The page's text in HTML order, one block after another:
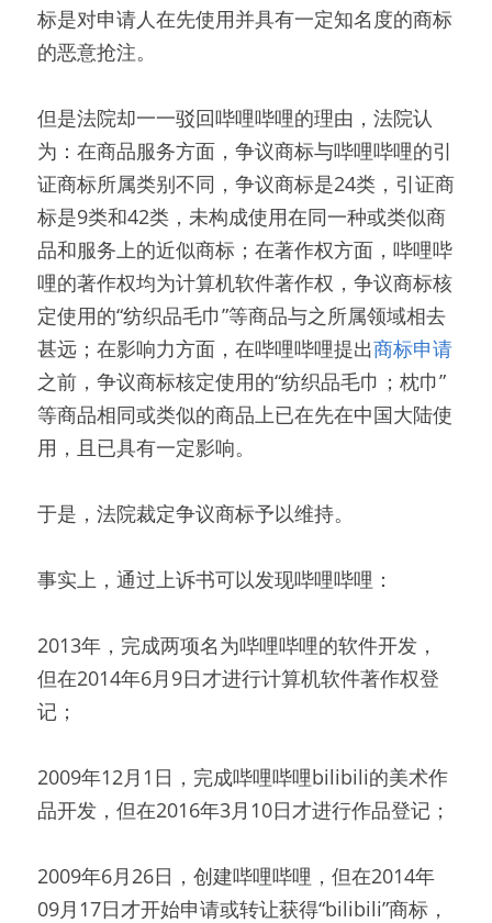
标是对申请人在先使用并具有一定知名度的商标
的恶意抢注。
但是法院却一一驳回哔哩哔哩的理由，法院认
为：在商品服务方面，争议商标与哔哩哔哩的引
证商标所属类别不同，争议商标是24类，引证商
标是9类和42类，未构成使用在同一种或类似商
品和服务上的近似商标；在著作权方面，哔哩哔
哩的著作权均为计算机软件著作权，争议商标核
定使用的“纺织品毛巾”等商品与之所属领域相去
甚远；在影响力方面，在哔哩哔哩提出商标申请
之前，争议商标核定使用的“纺织品毛巾；枕巾”
等商品相同或类似的商品上已在先在中国大陆使
用，且已具有一定影响。
于是，法院裁定争议商标予以维持。
事实上，通过上诉书可以发现哔哩哔哩：
2013年，完成两项名为哔哩哔哩的软件开发，
但在2014年6月9日才进行计算机软件著作权登
记；
2009年12月1日，完成哔哩哔哩bilibili的美术作
品开发，但在2016年3月10日才进行作品登记；
2009年6月26日，创建哔哩哔哩，但在2014年
09月17日才开始申请或转让获得“bilibili”商标，